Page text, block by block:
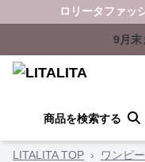
ロリータファッ
9月末
商品を検索する
LITALITA TOP › ワンピ